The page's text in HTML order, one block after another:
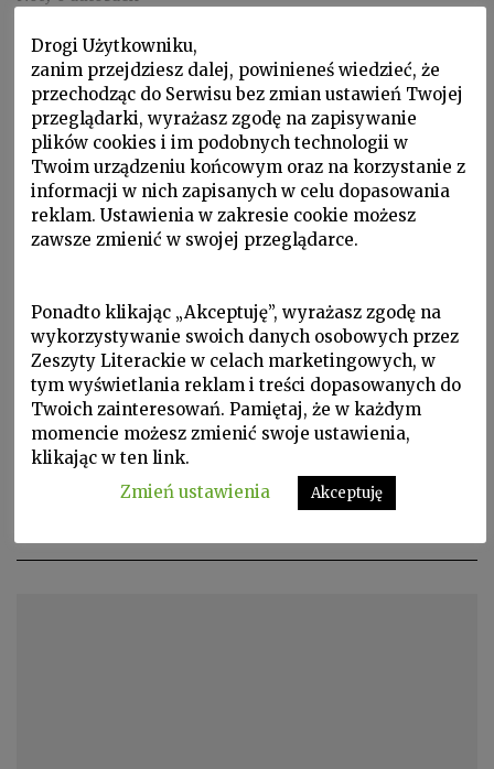
JADWIGA WEŁYKANOWICZ
JADWIGA WEŁYKANOWICZ ur. 1910, zm. 1989. Lekarz.
Uczestniczka wojny w Hiszpanii. Po II …
Noty o autorach
CHAIM GURI
CHAIM GURI ur. 1923, zm. 2018. Poeta i prozaik
Drogi Użytkowniku,
zanim przejdziesz dalej, powinieneś wiedzieć, że
przechodząc do Serwisu bez zmian ustawień Twojej
przeglądarki, wyrażasz zgodę na zapisywanie
plików cookies i im podobnych technologii w
Twoim urządzeniu końcowym oraz na korzystanie z
informacji w nich zapisanych w celu dopasowania
reklam. Ustawienia w zakresie cookie możesz
zawsze zmienić w swojej przeglądarce.
Ponadto klikając „Akceptuję”, wyrażasz zgodę na
wykorzystywanie swoich danych osobowych przez
Zeszyty Literackie w celach marketingowych, w
tym wyświetlania reklam i treści dopasowanych do
Twoich zainteresowań. Pamiętaj, że w każdym
momencie możesz zmienić swoje ustawienia,
klikając w ten link.
Zmień ustawienia
Akceptuję